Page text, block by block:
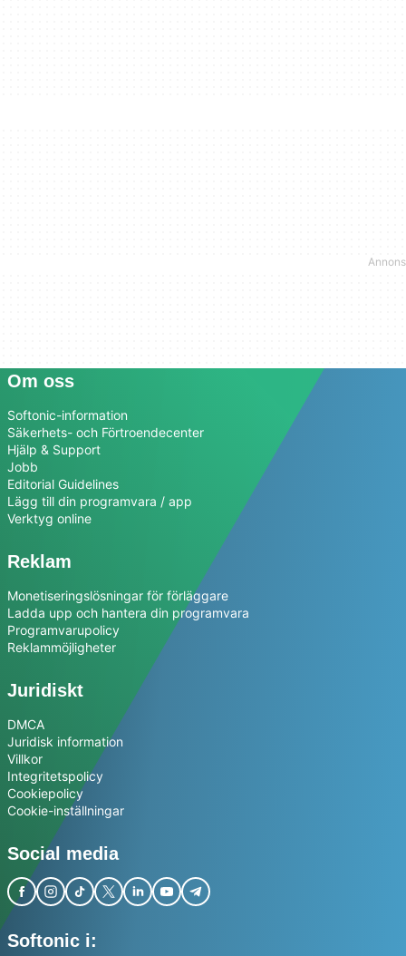
Om oss
Softonic-information
Säkerhets- och Förtroendecenter
Hjälp & Support
Jobb
Editorial Guidelines
Lägg till din programvara / app
Verktyg online
Reklam
Monetiseringslösningar för förläggare
Ladda upp och hantera din programvara
Programvarupolicy
Reklammöjligheter
Juridiskt
DMCA
Juridisk information
Villkor
Integritetspolicy
Cookiepolicy
Cookie-inställningar
Social media
Softonic i: